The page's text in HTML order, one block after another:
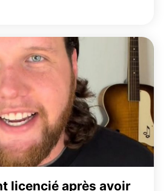
licencié après avoir